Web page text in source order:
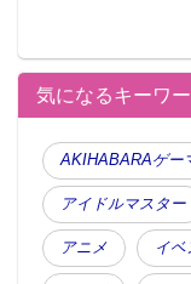
気になるキーワ
AKIHABARAゲー
アイドルマスター
アニメ イベ